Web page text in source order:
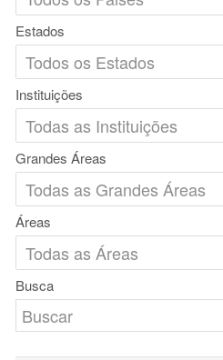
Estados
Instituições
Grandes Áreas
Áreas
Busca